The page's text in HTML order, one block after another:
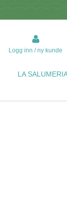
Logg inn / ny kunde
LA